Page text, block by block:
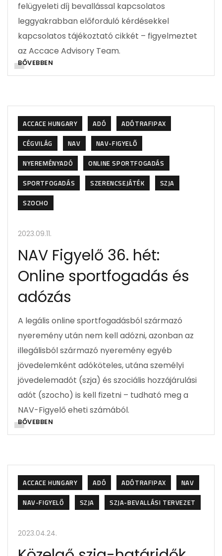
felügyeleti díj bevallással kapcsolatos
leggyakrabban előforduló kérdésekkel
kapcsolatos tájékoztató cikkét – figyelmeztet
az Accace Advisory Team.
BŐVEBBEN
ACCACE HUNGARY ADÓ
ADÓTRAFIPAX
CÉGVILÁG
NAV
NAV-FIGYELŐ
NYEREMÉNYADÓ
ONLINE SPORTFOGADÁS
SPORTFOGADÁS
SZERENCSEJÁTÉK
SZJA
SZOCHO
2023.09.11.
NAV Figyelő 36. hét:
Online sportfogadás és
adózás
A legális online sportfogadásból származó
nyeremény után nem kell adózni, azonban az
illegálisból származó nyeremény egyéb
jövedelemként adóköteles, utána személyi
jövedelemadót (szja) és szociális hozzájárulási
adót (szocho) is kell fizetni – tudható meg a
NAV-Figyelő eheti számából.
BŐVEBBEN
ACCACE HUNGARY ADÓ ADÓTRAFIPAX
NAV
NAV-FIGYELŐ
SZJA SZJA-BEVALLÁSI TERVEZET
2023.04.24.